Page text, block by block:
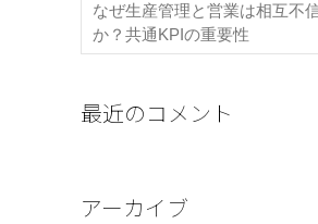
なぜ生産管理と営業は相互不
か？共通KPIの重要性
最近のコメント
アーカイブ